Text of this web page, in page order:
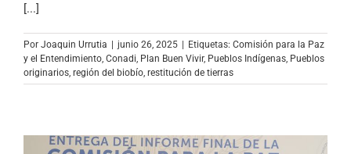
[...]
Por Joaquin Urrutia | junio 26, 2025 | Etiquetas: Comisión para la Paz
y el Entendimiento Conadi Plan Buen Vivir, Pueblos Indígenas Pueblos
originarios región del biobío restitución de tierras